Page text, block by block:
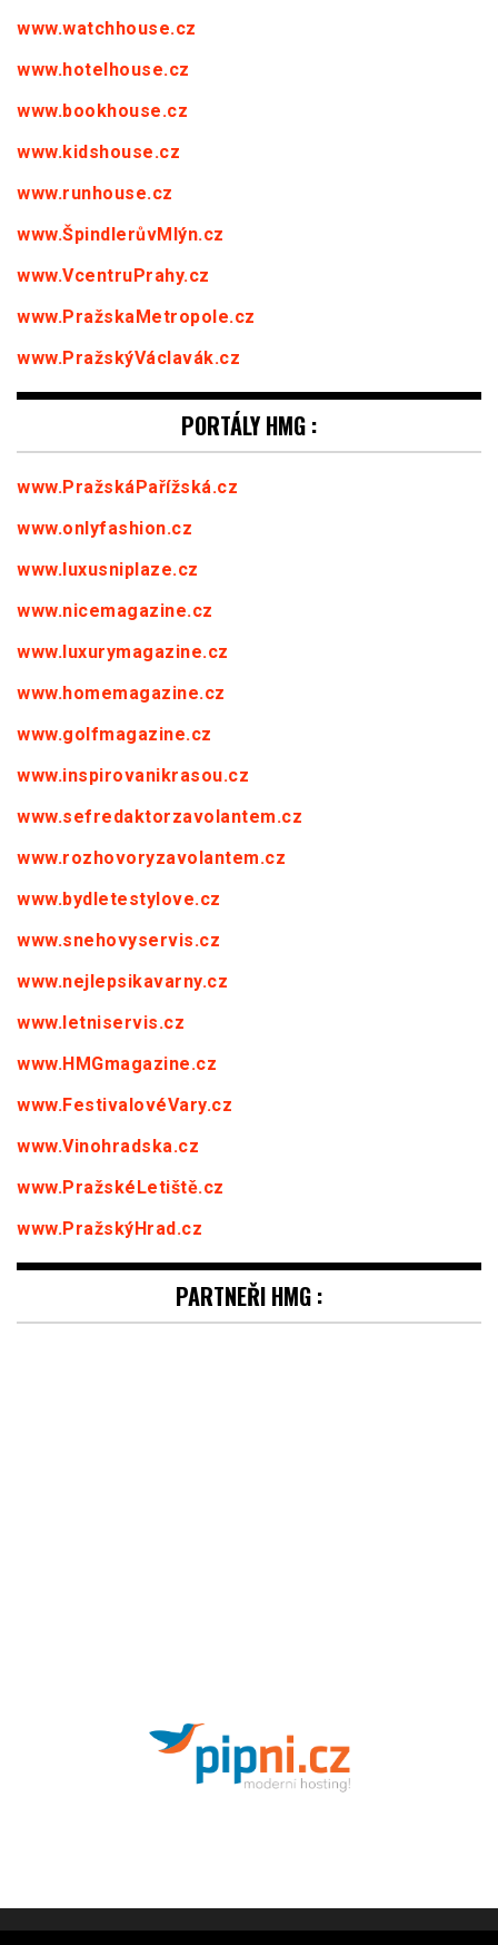
www.watchhouse.cz
www.hotelhouse.cz
www.bookhouse.cz
www.kidshouse.cz
www.runhouse.cz
www.ŠpindlerůvMlýn.cz
www.VcentruPrahy.cz
www.PražskaMetropole.cz
www.PražskýVáclavák.cz
PORTÁLY HMG :
www.PražskáPařížská.cz
www.onlyfashion.cz
www.luxusniplaze.cz
www.nicemagazine.cz
www.luxurymagazine.cz
www.homemagazine.cz
www.golfmagazine.cz
www.inspirovanikrasou.cz
www.sefredaktorzavolantem.cz
www.rozhovoryzavolantem.cz
www.bydletestylove.cz
www.snehovyservis.cz
www.nejlepsikavarny.cz
www.letniservis.cz
www.HMGmagazine.cz
www.FestivalovéVary.cz
www.Vinohradska.cz
www.PražskéLetiště.cz
www.PražskýHrad.cz
PARTNEŘI HMG :